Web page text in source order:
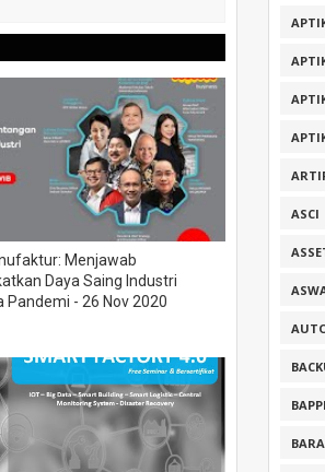
Menjawab
Daya Saing Industri
Pandemi - 26 Nov 2020
ASCI